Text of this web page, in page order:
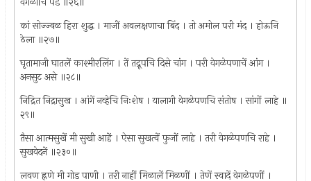
कां सोज्ज्वळ हिरा शुद्ध । माजीं अवलक्षणाचा बिंद । तो अमोल परी मंद । होऊनि
ठेला ॥२७॥
घृतामाजी घातलें काश्मीरलिंग । तें तद्रूपचि दिसे चांग । परी वेगळेपणाचें आंग ।
अनसुट असे ॥२८॥
निद्रित निद्रासुख । आंगें नव्हेचि निःशेष । यालागी वेगळेपणचि संतोष । सांगों लाहे ॥
२९॥
तैसा आत्मसुखें मी सुखी आहें । ऐसा सुखत्वें फुजों लाहे । तरी वेगळेपणचि राहे ।
सुखवेदनें ॥२३०॥
लवण ह्नणे मी गोड पाणी । तरी नाहीं मिळालें मिळणीं । तेणें स्वादें वेगळेपणीं ।